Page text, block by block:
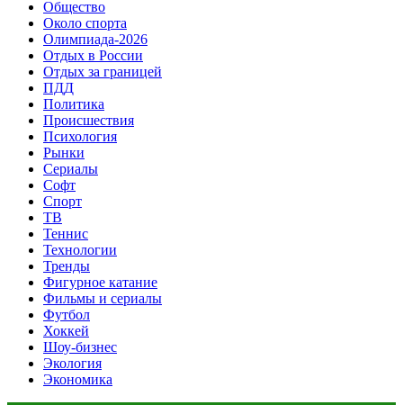
Общество
Около спорта
Олимпиада-2026
Отдых в России
Отдых за границей
ПДД
Политика
Происшествия
Психология
Рынки
Сериалы
Софт
Спорт
ТВ
Теннис
Технологии
Тренды
Фигурное катание
Фильмы и сериалы
Футбол
Хоккей
Шоу-бизнес
Экология
Экономика